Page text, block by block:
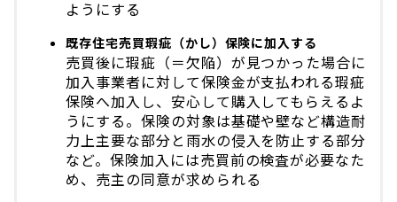
ようにする
既存住宅売買瑕疵（かし）保険に加入する
売買後に瑕疵（＝欠陥）が見つかった場合に
加入事業者に対して保険金が支払われる瑕疵
保険へ加入し、安心して購入してもらえるよ
うにする。保険の対象は基礎や壁など構造耐
力上主要な部分と雨水の侵入を防止する部分
など。保険加入には売買前の検査が必要なた
め、売主の同意が求められる